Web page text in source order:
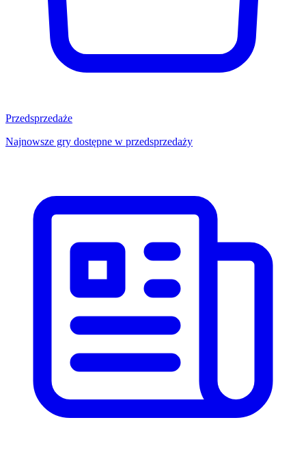
Przedsprzedaże
Najnowsze gry dostępne w przedsprzedaży